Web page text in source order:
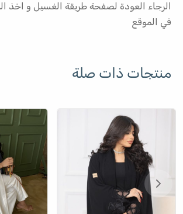
الرجاء العودة لصفحة طريقة الغسيل و اخذ
في الموقع
منتجات ذات صلة